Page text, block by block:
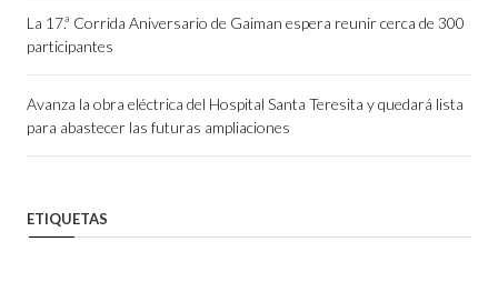
La 17.ª Corrida Aniversario de Gaiman espera reunir cerca de 300
participantes
Avanza la obra eléctrica del Hospital Santa Teresita y quedará lista
para abastecer las futuras ampliaciones
ETIQUETAS